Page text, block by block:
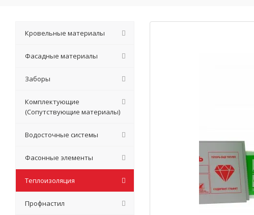
Кровельные материалы
Фасадные материалы
Заборы
Комплектующие
(Сопутствующие материалы)
Водосточные системы
Фасонные элементы
Теплоизоляция
Профнастил